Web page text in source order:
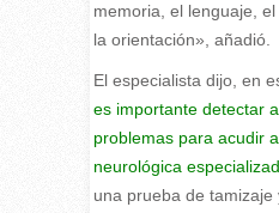
memoria, el lenguaje,
la orientación», añadió.
El especialista dijo, en
es importante detectar
problemas para acudir
neurológica
una prueba de tamizaje